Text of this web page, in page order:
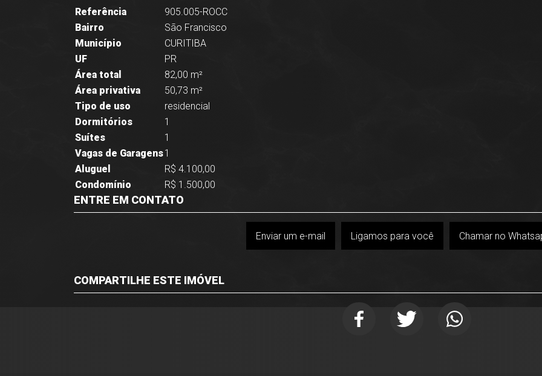
Referência
905.005-ROCC
Bairro
São Francisco
Município
CURITIBA
UF
PR
Área total
82,00 m²
Área privativa
50,73 m²
Tipo de uso
residencial
Dormitórios
1
Suítes
1
Vagas de Garagens1
Aluguel
R$ 4.100,00
Condomínio
R$ 1.500,00
ENTRE EM CONTATO
Enviar um e-mail Ligamos para você Chamar no
COMPARTILHE ESTE IMÓVEL